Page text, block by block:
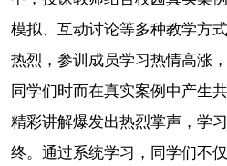
模拟、互动讨论等多种教学方
热烈，参训成员学习热情高涨
同学们时而在真实案例中产生
精彩讲解爆发出热烈掌声，学
终。通过系统学习，同学们不